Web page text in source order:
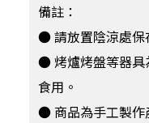
備註：
● 請放置陰涼處保
● 烤爐烤盤等器具
食用。
● 商品為手工製作